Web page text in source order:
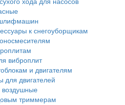
к снегоуборщикам
виброплит
и двигателям
для двигателей
триммерам